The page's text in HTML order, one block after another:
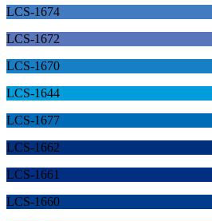
LCS-1674
LCS-1672
LCS-1670
LCS-1644
LCS-1677
LCS-1662
LCS-1661
LCS-1660